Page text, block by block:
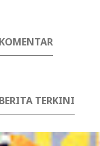
KOMENTAR
BERITA TERKINI